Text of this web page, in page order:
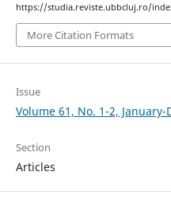
https://studia.reviste.ubbcluj.ro/
More Citation Formats
Issue
Volume 61, No. 1-2, January-
Section
Articles